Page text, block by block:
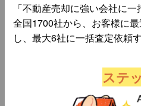
「不動産売却に強い会社に一
全国1700社から、お客様に
し、最大6社に一括査定依頼
ステ